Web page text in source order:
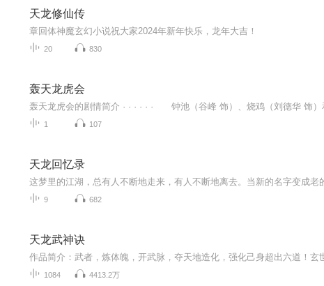
天龙修仙传
章回体神魔玄幻小说祝大家2024年新年快乐，龙年大吉！
20 830
轰天龙虎会
1 107
天龙回忆录
9 682
天龙武神诀
1084 4413.2万